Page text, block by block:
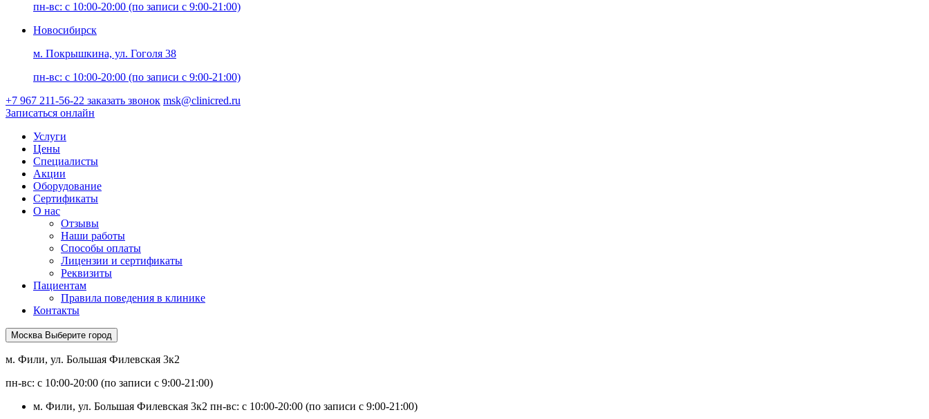
пн-вс: с 10:00-20:00 (по записи с 9:00-21:00)
Новосибирск
м. Покрышкина, ул. Гоголя 38
пн-вс: с 10:00-20:00 (по записи с 9:00-21:00)
+7 967 211-56-22 заказать звонок msk@clinicred.ru
Записаться онлайн
Услуги
Цены
Специалисты
Акции
Оборудование
Сертификаты
О нас
Отзывы
Наши работы
Способы оплаты
Лицензии и сертификаты
Реквизиты
Пациентам
Правила поведения в клинике
Контакты
Москва Выберите город
м. Фили, ул. Большая Филевская 3к2
пн-вс: с 10:00-20:00 (по записи с 9:00-21:00)
м. Фили, ул. Большая Филевская 3к2 пн-вс: с 10:00-20:00 (по записи с 9:00-21:00)